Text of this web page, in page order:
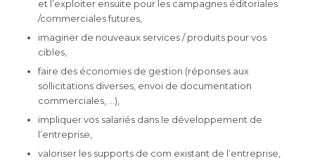
et l’exploiter ensuite pour les campagnes éditoriales
/commerciales futures,
imaginer de nouveaux services / produits pour vos
cibles,
faire des économies de gestion (réponses aux
sollicitations diverses, envoi de documentation
commerciales, …),
impliquer vos salariés dans le développement de
l’entreprise,
valoriser les supports de com existant de l’entreprise,